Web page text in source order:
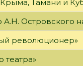
Тамани и
А.Н. Островского
революционер»
театра»